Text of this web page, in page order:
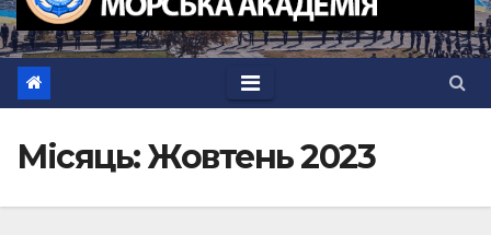
Місяць:Жовтень 2023